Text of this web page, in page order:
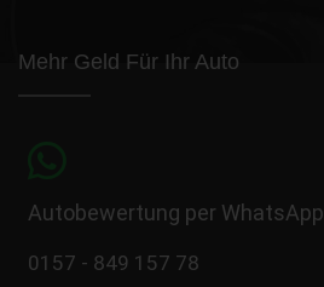
Mehr Geld Für Ihr Auto
Autobewertung per WhatsApp
0157 - 849 157 78